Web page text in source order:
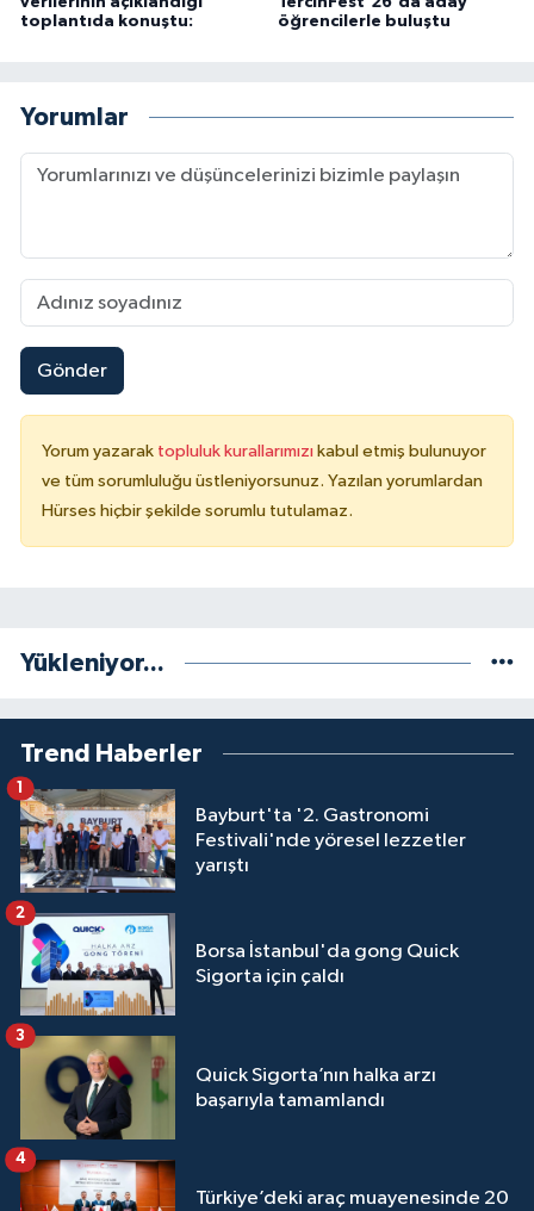
toplantıda konuştu:
öğrencilerle buluştu
Yorumlar
Gönder
Yorum yazarak topluluk kurallarımızı kabul etmiş bulunuyor
ve tüm sorumluluğu üstleniyorsunuz. Yazılan yorumlardan
Hürses hiçbir şekilde sorumlu tutulamaz.
Yükleniyor...
Trend Haberler
Bayburt'ta '2. Gastronomi
Festivali'nde yöresel lezzetler
yarıştı
1
Borsa İstanbul'da gong Quick
Sigorta için çaldı
2
Quick Sigorta’nın halka arzı
başarıyla tamamlandı
3
Türkiye’deki araç muayenesinde 20
4